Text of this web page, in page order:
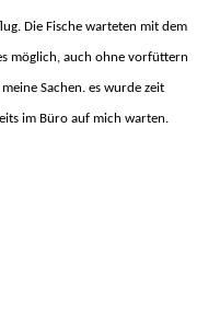
Die Fische warteten mit dem
möglich, auch ohne vorfüttern
Sachen. es wurde zeit
im Büro auf mich warten.